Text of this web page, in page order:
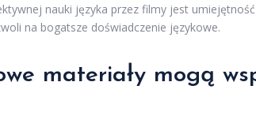
nauki języka przez filmy jest
na bogatsze doświadczenie językowe.
materiały mogą